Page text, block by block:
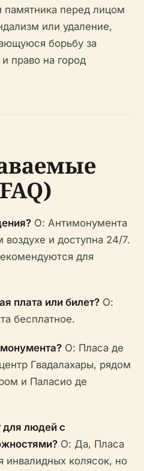
памятника перед лицом
или удаление,
борьбу за
право на город
О: Антимонумента
воздухе и доступна 24/7.
для
плата или билет? О:
бесплатное.
О: Пласа де
Гвадалахары, рядом
и Паласио де
для людей с
О: Да, Пласа
инвалидных колясок, но